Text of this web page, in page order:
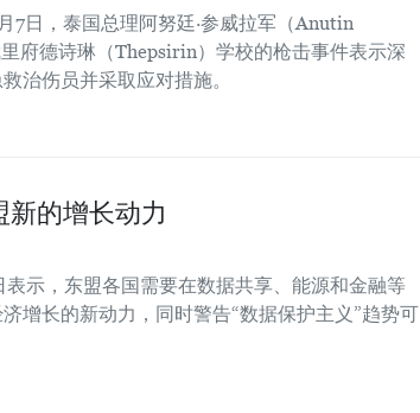
7日，泰国总理阿努廷·参威拉军（Anutin
府德诗琳（Thepsirin）学校的枪击事件表示深
治伤员并采取应对措施。
的增长动力
示，东盟各国需要在数据共享、能源和金融等
增长的新动力，同时警告“数据保护主义”趋势可